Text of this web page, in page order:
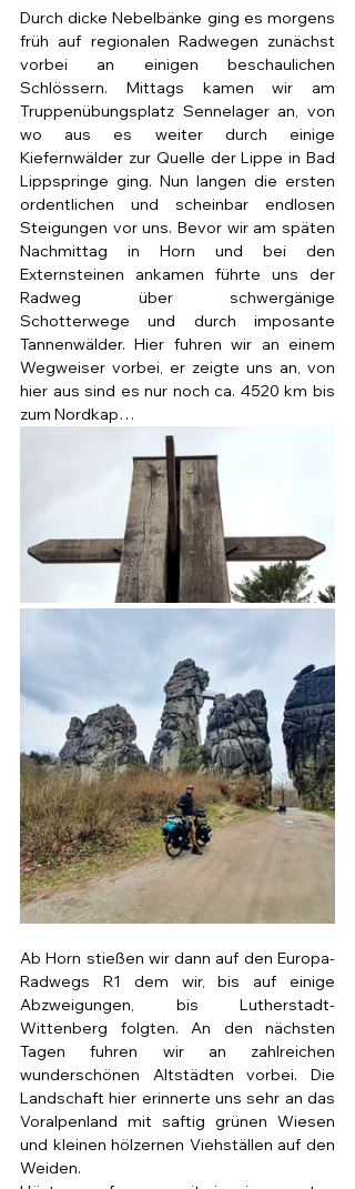
Durch dicke Nebelbänke ging es morgens
früh auf regionalen Radwegen zunächst
vorbei an einigen beschaulichen
Schlössern. Mittags kamen wir am
Truppenübungsplatz Sennelager an, von
wo aus es weiter durch einige
Kiefernwälder zur Quelle der Lippe in Bad
Lippspringe ging. Nun langen die ersten
ordentlichen und scheinbar endlosen
Steigungen vor uns. Bevor wir am späten
Nachmittag in Horn und bei den
Externsteinen ankamen führte uns der
Radweg über schwergänige
Schotterwege und durch imposante
Tannenwälder. Hier fuhren wir an einem
Wegweiser vorbei, er zeigte uns an, von
hier aus sind es nur noch ca. 4520 km bis
zum Nordkap…
Ab Horn stießen wir dann auf den Europa-
Radwegs R1 dem wir, bis auf einige
Abzweigungen, bis Lutherstadt-
Wittenberg folgten. An den nächsten
Tagen fuhren wir an zahlreichen
wunderschönen Altstädten vorbei. Die
Landschaft hier erinnerte uns sehr an das
Voralpenland mit saftig grünen Wiesen
und kleinen hölzernen Viehställen auf den
Weiden.